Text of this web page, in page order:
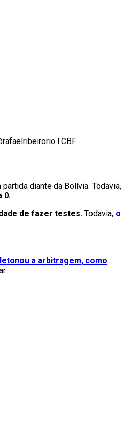
l CBF
diante da Bolívia. Todavia,
0.
de fazer testes. Todavia, o
a arbitragem, como